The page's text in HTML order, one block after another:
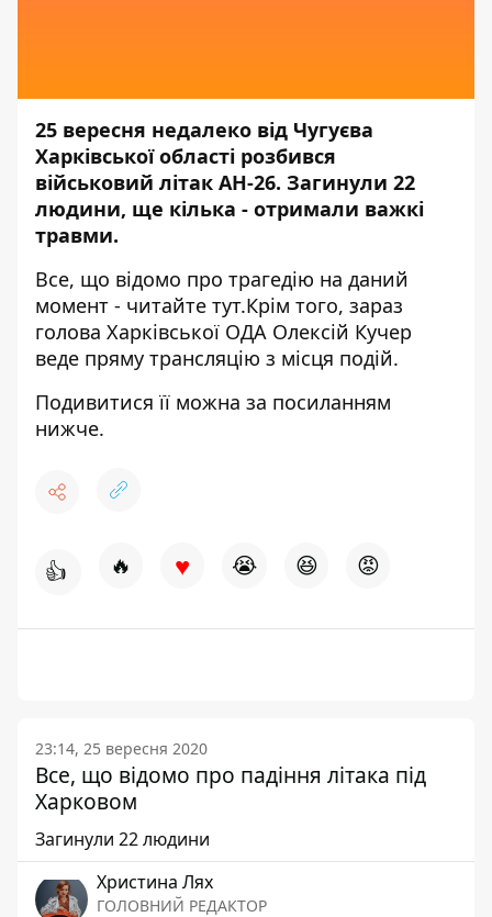
25 вересня недалеко від Чугуєва
Харківської області розбився
військовий літак АН-26. Загинули 22
людини, ще кілька - отримали важкі
травми.
Все, що відомо про трагедію на даний
момент - читайте тут.Крім того, зараз
голова Харківської ОДА Олексій Кучер
веде пряму трансляцію з місця подій.
Подивитися її можна за посиланням
нижче.
👍 🔥 ♥ 😭 😆 😡
23:14, 25 вересня 2020
Все, що відомо про падіння літака під
Харковом
Загинули 22 людини
Христина Лях
ГОЛОВНИЙ РЕДАКТОР